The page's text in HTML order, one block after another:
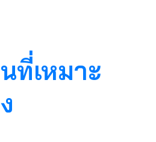
ที่เหมาะ